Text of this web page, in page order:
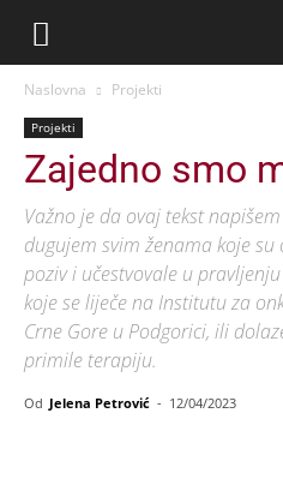
Naslovna Projekti
Projekti
Zajedno smo
Važno je da ovaj tekst
dugujem svim ženama koje
poziv i učestvovale u
koje se liječe na Institutu za
Crne Gore u Podgorici, ili
primile terapiju.
Od Jelena Petrović - 12/04/2023